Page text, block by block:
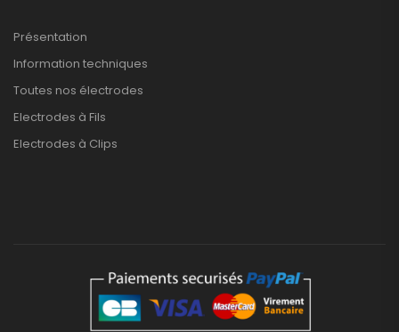
Présentation
Information techniques
Toutes nos électrodes
Electrodes à Fils
Electrodes à Clips